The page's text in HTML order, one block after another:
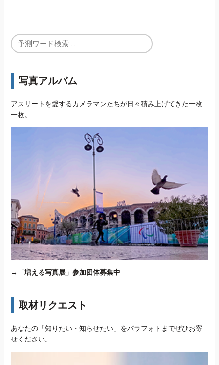
写真アルバム
アスリートを愛するカメラマンたちが日々積み上げてきた一枚
一枚。
→ 「増える写真展」参加団体募集中
取材リクエスト
あなたの「知りたい・知らせたい」をパラフォトまでぜひお寄
せください。